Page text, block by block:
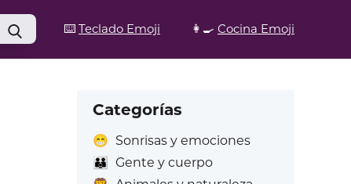
⌨️ Teclado Emoji 👩‍🍳 Cocina Emoji
Categorías
😁 Sonrisas y emociones
👪
Gente y cuerpo